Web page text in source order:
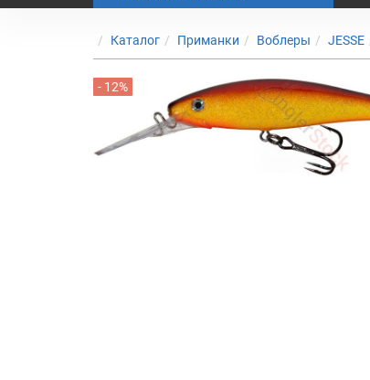
Каталог Приманки Воблеры JESSE
- 12%